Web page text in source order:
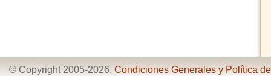
© Copyright 2005-2026, Condiciones Generales y Política